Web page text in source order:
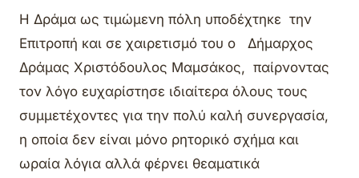
Η Δράμα ως τιμώμενη πόλη υποδέχτηκε την
Επιτροπή και σε χαιρετισμό του ο Δήμαρχος
Δράμας Χριστόδουλος Μαμσάκος, παίρνοντας
τον λόγο ευχαρίστησε ιδιαίτερα όλους τους
συμμετέχοντες για την πολύ καλή συνεργασία,
η οποία δεν είναι μόνο ρητορικό σχήμα και
ωραία λόγια αλλά φέρνει θεαματικά